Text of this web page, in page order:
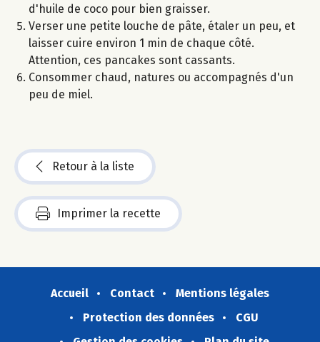
d'huile de coco pour bien graisser.
Verser une petite louche de pâte, étaler un peu, et
laisser cuire environ 1 min de chaque côté.
Attention, ces pancakes sont cassants.
Consommer chaud, natures ou accompagnés d'un
peu de miel.
Retour à la liste
Imprimer la recette
Accueil Contact
Mentions légales
Protection des données
CGU